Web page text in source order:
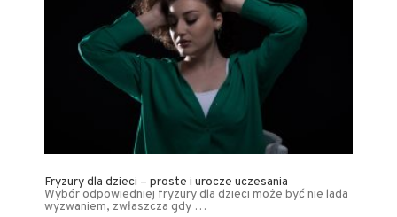
Fryzury dla dzieci – proste i urocze uczesania
Wybór odpowiedniej fryzury dla dzieci może być nie lada
wyzwaniem, zwłaszcza gdy …